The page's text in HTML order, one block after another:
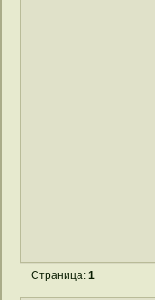
Страница:1